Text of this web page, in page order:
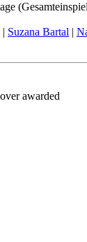
Suzana Bartal |